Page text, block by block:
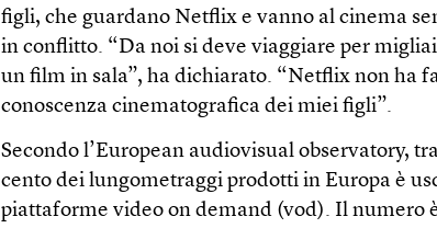
figli, che guardano Netflix e vanno al cinema
in conflitto. “Da noi si deve viaggiare per
un film in sala”, ha dichiarato. “Netflix non ha
conoscenza cinematografica dei miei figli”.
Secondo l’European audiovisual observatory,
cento dei lungometraggi prodotti in Europa è
piattaforme video on demand (vod). Il numero